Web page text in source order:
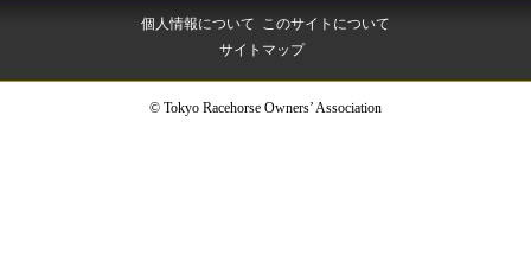
個人情報について このサイトについて
サイトマップ
© Tokyo Racehorse Owners’ Association